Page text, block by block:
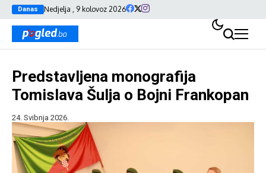
Danas Nedjelja , 9 kolovoz 2026
Predstavljena monografija
Tomislava Šulja o Bojni Frankopan
24. Svibnja 2026.